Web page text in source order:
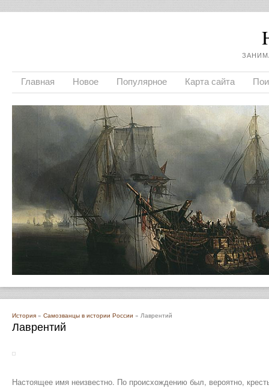
Главная Новое Популярное Карта сайта
История » Самозванцы в истории России » Лаврентий
Лаврентий
Настоящее имя неизвестно. По происхождению был, вероятно,